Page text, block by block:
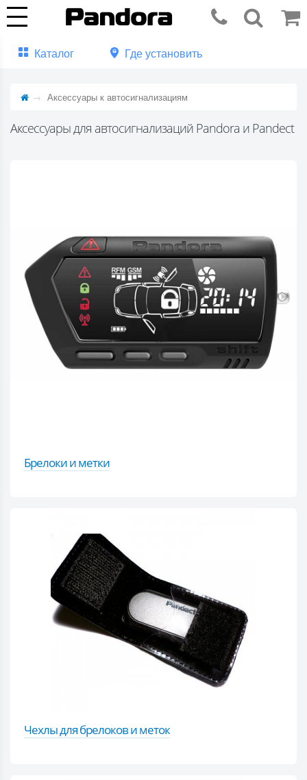
Каталог Где установить
Аксессуары к автосигнализациям
Аксессуары для автосигнализаций Pandora и Pandect
Брелоки и метки
Чехлы для брелоков и меток